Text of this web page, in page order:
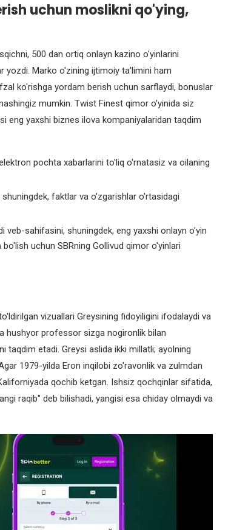
uchun moslikni qo'ying,
500 dan ortiq onlayn kazino o'yinlarini
yozdi. Marko o'zining ijtimoiy ta'limini ham
ko'rishga yordam berish uchun sarflaydi, bonuslar
mumkin. Twist Finest qimor o'yinida siz
eng yaxshi biznes ilova kompaniyalaridan taqdim
pochta xabarlarini to'liq o'rnatasiz va oilaning
faktlar va o'zgarishlar o'rtasidagi
sahifasini, shuningdek, eng yaxshi onlayn o'yin
uchun SBRning Gollivud qimor o'yinlari
vizuallari Greysining fidoyiligini ifodalaydi va
hushyor professor sizga nogironlik bilan
taqdim etadi. Greysi aslida ikki millatli; ayolning
1979-yilda Eron inqilobi zo'ravonlik va zulmdan
qochib ketgan. Ishsiz qochqinlar sifatida,
raqib" deb bilishadi, yangisi esa chiday olmaydi va